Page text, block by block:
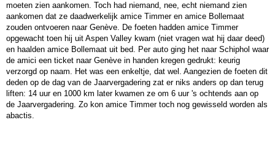
moeten zien aankomen. Toch had niemand, nee, echt niemand zien
aankomen dat ze daadwerkelijk amice Timmer en amice Bollemaat
zouden ontvoeren naar Genève. De foeten hadden amice Timmer
opgewacht toen hij uit Aspen Valley kwam (niet vragen wat hij daar deed)
en haalden amice Bollemaat uit bed. Per auto ging het naar Schiphol waar
de amici een ticket naar Genève in handen kregen gedrukt: keurig
verzorgd op naam. Het was een enkeltje, dat wel. Aangezien de foeten dit
deden op de dag van de Jaarvergadering zat er niks anders op dan terug
liften: 14 uur en 1000 km later kwamen ze om 6 uur 's ochtends aan op
de Jaarvergadering. Zo kon amice Timmer toch nog gewisseld worden als
abactis.